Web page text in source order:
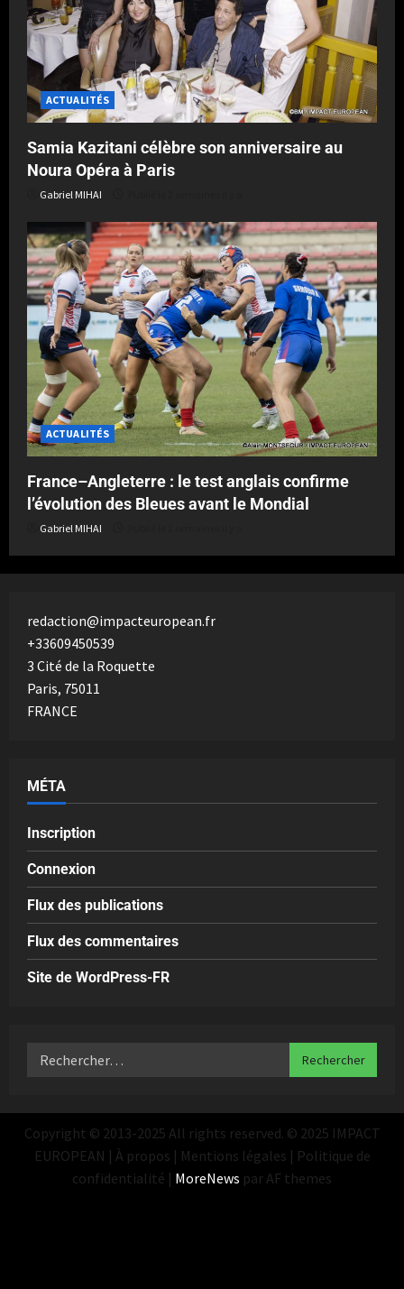
ACTUALITÉS
Samia Kazitani célèbre son anniversaire au
Noura Opéra à Paris
Gabriel MIHAI
ACTUALITÉS
France–Angleterre : le test anglais confirme
l’évolution des Bleues avant le Mondial
Gabriel MIHAI
redaction@impacteuropean.fr
+33609450539
3 Cité de la Roquette
Paris, 75011
FRANCE
MÉTA
Inscription
Connexion
Flux des publications
Flux des commentaires
Site de WordPress-FR
Copyright © 2013-2025 All rights reserved. © 2025 IMPACT
EUROPEAN | À propos | Mentions légales | Politique de
confidentialité | MoreNews par AF themes